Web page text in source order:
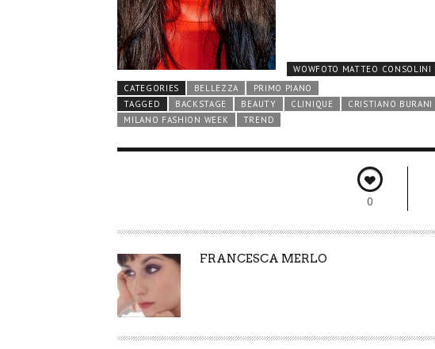
WOWFOTO MATTEO
CATEGORIES
BELLEZZA
PRIMO PIANO
TAGGED
BACKSTAGE BEAUTY CLINIQUE CRISTIANO BURANI
MILANO FASHION WEEK
TREND
0
A
O
FRANCESCA MERLO